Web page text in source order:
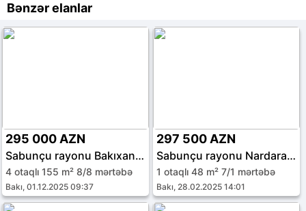
Bənzər elanlar
295 000 AZN
Sabunçu rayonu Bakıxanov qəs.
4 otaqlı 155 m² 8/8 mərtəbə
Bakı, 01.12.2025 09:37
297 500 AZN
Sabunçu rayonu Nardaran qəs.
1 otaqlı 48 m² 7/1 mərtəbə
Bakı, 28.02.2025 14:01